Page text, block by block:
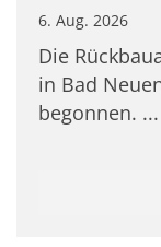
6. Aug. 2026
Die
in Bad
begonnen. ...